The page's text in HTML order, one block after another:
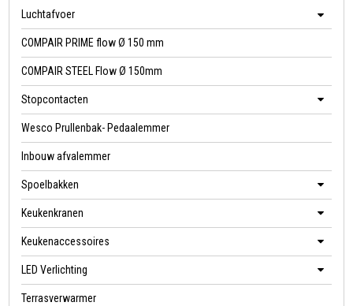
Luchtafvoer
COMPAIR PRIME flow Ø 150 mm
COMPAIR STEEL Flow Ø 150mm
Stopcontacten
Wesco Prullenbak- Pedaalemmer
Inbouw afvalemmer
Spoelbakken
Keukenkranen
Keukenaccessoires
LED Verlichting
Terrasverwarmer